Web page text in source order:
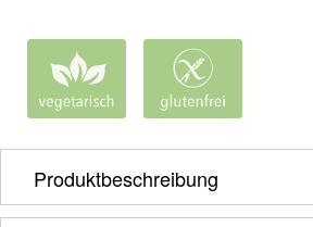
Produktbeschreibung